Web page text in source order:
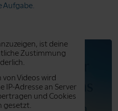
Aufgabe.
ist deine
Zustimmung
von Videos wird
IP-Adresse an Server
und Cookies
gesetzt.